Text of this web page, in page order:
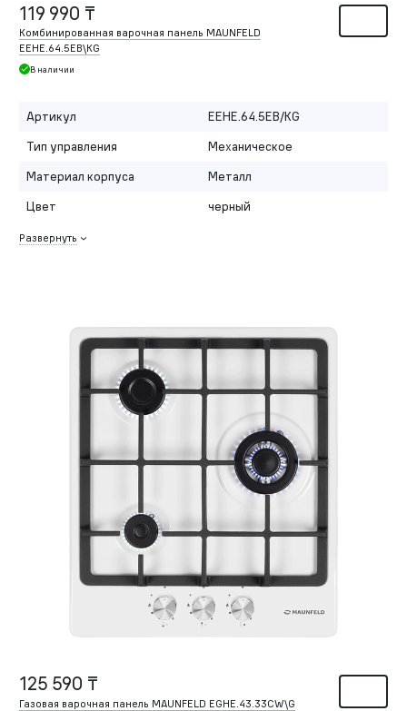
119 990 ₸
Комбинированная варочная панель MAUNFELD
EEHE.64.5EB\KG
В наличии
Артикул
EEHE.64.5EB/KG
Тип управления
Механическое
Материал корпуса
Металл
Цвет
черный
Развернуть
125 590 ₸
Газовая варочная панель MAUNFELD EGHE.43.33CW\G